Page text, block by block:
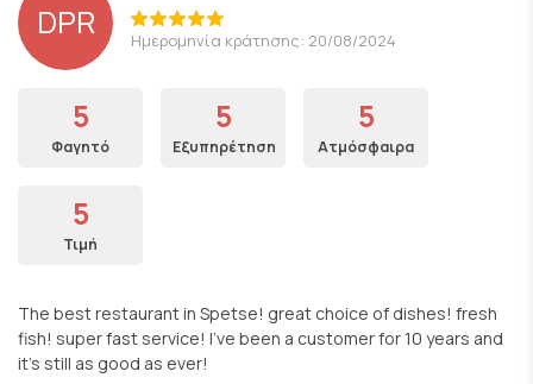
DPR Ημερομηνία κράτησης: 20/08/2024
5
Φαγητό
5
Εξυπηρέτηση
5
Ατμόσφαιρα
5
Τιμή
The best restaurant in Spetse! great choice of dishes! fresh
fish! super fast service! I've been a customer for 10 years and
it's still as good as ever!